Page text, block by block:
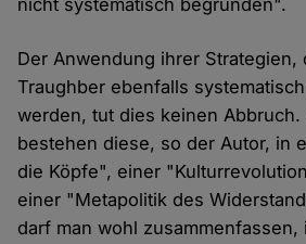
nicht systematisch begründen".
Der Anwendung ihrer Strategien,
Traughber ebenfalls
werden, tut dies keinen Abbruch.
bestehen diese, so der Autor, in
die Köpfe", einer
einer "Metapolitik des
darf man wohl zusammenfassen,